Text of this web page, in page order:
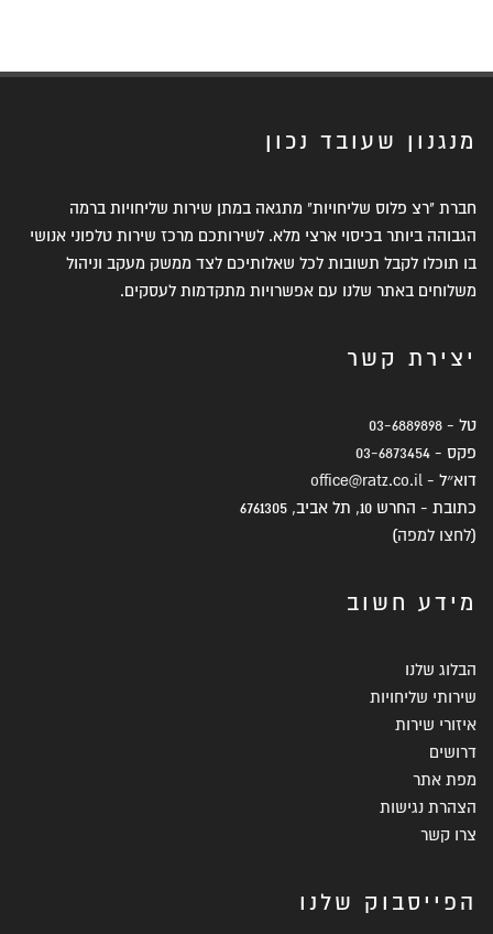
מנגנון שעובד נכון
חברת "רצ פלוס שליחויות" מתגאה במתן שירות שליחויות ברמה
הגבוהה ביותר בכיסוי ארצי מלא. לשירותכם מרכז שירות טלפוני אנושי
בו תוכלו לקבל תשובות לכל שאלותיכם לצד ממשק מעקב וניהול
משלוחים באתר שלנו עם אפשרויות מתקדמות לעסקים.
יצירת קשר
טל - 03-6889898
פקס - 03-6873454
דוא״ל - office@ratz.co.il
כתובת - החרש 10, תל אביב, 6761305
(לחצו למפה)
מידע חשוב
הבלוג שלנו
שירותי שליחויות
איזורי שירות
דרושים
מפת אתר
הצהרת נגישות
צרו קשר
הפייסבוק שלנו